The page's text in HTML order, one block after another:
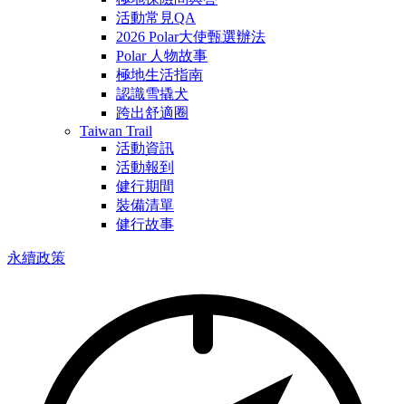
活動常見QA
2026 Polar大使甄選辦法
Polar 人物故事
極地生活指南
認識雪撬犬
跨出舒適圈
Taiwan Trail
活動資訊
活動報到
健行期間
裝備清單
健行故事
永續政策